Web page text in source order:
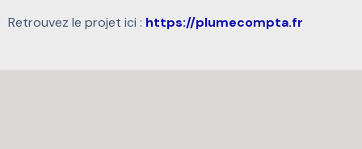
Retrouvez le projet ici : https://plumecompta.fr